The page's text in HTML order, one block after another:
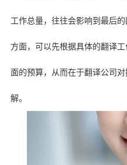
工作总量，往往会影响到最后
方面，可以先根据具体的翻译
面的预算，从而在于翻译公司
解。